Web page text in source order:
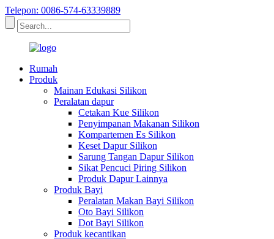
Telepon: 0086-574-63339889
Rumah
Produk
Mainan Edukasi Silikon
Peralatan dapur
Cetakan Kue Silikon
Penyimpanan Makanan Silikon
Kompartemen Es Silikon
Keset Dapur Silikon
Sarung Tangan Dapur Silikon
Sikat Pencuci Piring Silikon
Produk Dapur Lainnya
Produk Bayi
Peralatan Makan Bayi Silikon
Oto Bayi Silikon
Dot Bayi Silikon
Produk kecantikan